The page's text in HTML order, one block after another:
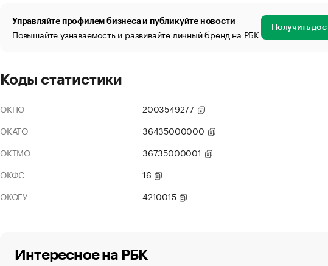
Управляйте профилем бизнеса и публикуйте новости
Повышайте узнаваемость и развивайте личный бренд на РБК Получить
Коды статистики
ОКПО
2003549277
ОКАТО
36435000000
ОКТМО
36735000001
ОКФС
16
ОКОГУ
4210015
Интересное на РБК